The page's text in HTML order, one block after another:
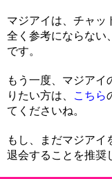
マジアイは、チャッ
全く参考にならない
です。
もう一度、マジアイ
りたい方は、
こちら
てくださいね。
もし、まだマジアイ
退会することを推奨